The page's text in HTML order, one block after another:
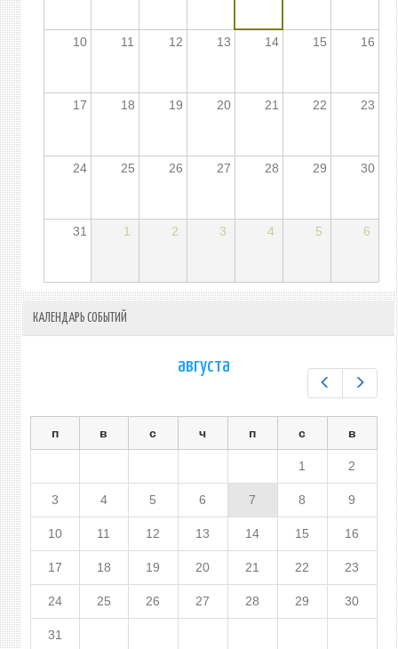
10 11 12 13 14 15 16
17 18 19 20 21 22 23
24 25 26 27 28 29 30
31 1 2 3 4 5 6
КАЛЕНДАРЬ СОБЫТИЙ
августа
п в с ч п с в
1 2
3 4 5 6 7 8 9
10 11 12 13 14 15 16
17 18 19 20 21 22 23
24 25 26 27 28 29 30
31